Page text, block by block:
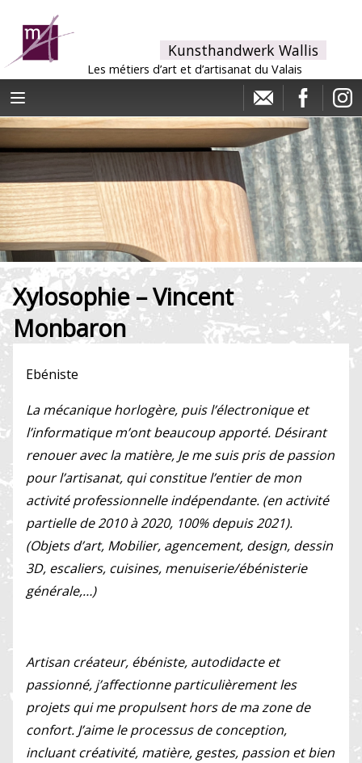
Kunsthandwerk Wallis
Les métiers d’art et d’artisanat du Valais
Xylosophie – Vincent
Monbaron
Ebéniste
La mécanique horlogère, puis l’électronique et
l’informatique m’ont beaucoup apporté. Désirant
renouer avec la matière, Je me suis pris de passion
pour l’artisanat, qui constitue l’entier de mon
activité professionnelle indépendante. (en activité
partielle de 2010 à 2020, 100% depuis 2021).
(Objets d’art, Mobilier, agencement, design, dessin
3D, escaliers, cuisines, menuiserie/ébénisterie
générale,…)
Artisan créateur, ébéniste, autodidacte et
passionné, j’affectionne particulièrement les
projets qui me propulsent hors de ma zone de
confort. J’aime le processus de conception,
incluant créativité, matière, gestes, passion et bien